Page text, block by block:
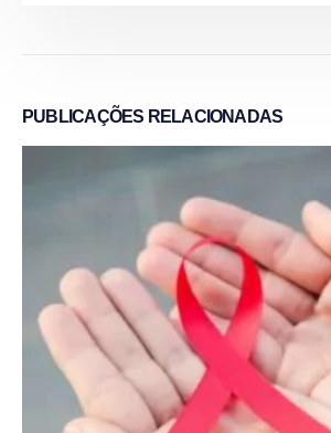
PUBLICAÇÕES RELACIONADAS